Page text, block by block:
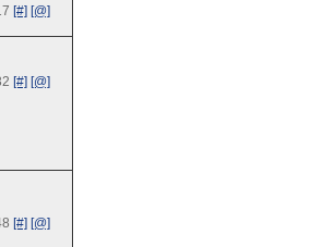
[#] [@]
[#] [@]
[#] [@]